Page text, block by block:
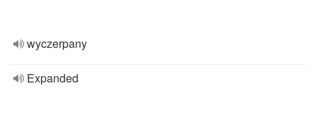
wyczerpany
Expanded